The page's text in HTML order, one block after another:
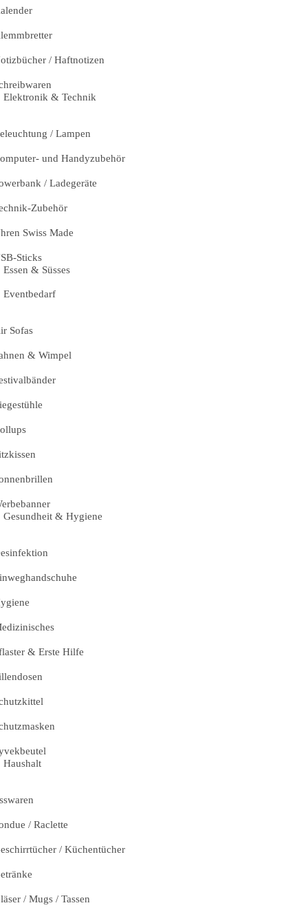
/ Haftnotizen
Elektronik & Technik
/ Lampen
und Handyzubehör
/ Ladegeräte
Zubehör
Swiss Made
Sticks
Essen & Süsses
Eventbedarf
Sofas
& Wimpel
Gesundheit & Hygiene
& Erste Hilfe
Haushalt
/ Raclette
/ Küchentücher
/ Mugs / Tassen